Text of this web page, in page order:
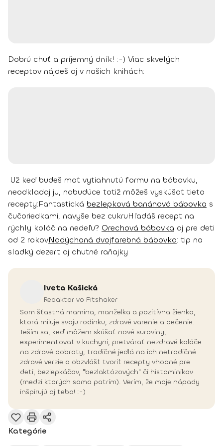
Dobrú chuť a príjemný dník! :-) Viac skvelých
receptov nájdeš aj v našich knihách:
Už keď budeš mať vytiahnutú formu na bábovku,
neodkladaj ju, nabudúce totiž môžeš vyskúšať tieto
recepty:Fantastická bezlepková banánová bábovka s
čučoriedkami, navyše bez cukruHľadáš recept na
rýchly koláč na nedeľu? Orechová bábovka aj pre deti
od 2 rokovNadýchaná dvojfarebná bábovka: tip na
sladký dezert aj chutné raňajky
Iveta Kašická
Redaktor vo Fitshaker
Som šťastná mamina, manželka a pozitívna žienka,
ktorá miluje svoju rodinku, zdravé varenie a pečenie.
Teším sa, keď môžem skúšať nové suroviny,
experimentovať v kuchyni, pretvárať nezdravé koláče
na zdravé dobroty, tradičné jedlá na ich netradičné
zdravé verzie a obzvlášť tvoriť recepty vhodné pre
deti, bezlepkáčov, "bezlaktózových" či histaminikov
(medzi ktorých sama patrím). Verím, že moje nápady
inšpirujú aj teba! :-)
Kategórie